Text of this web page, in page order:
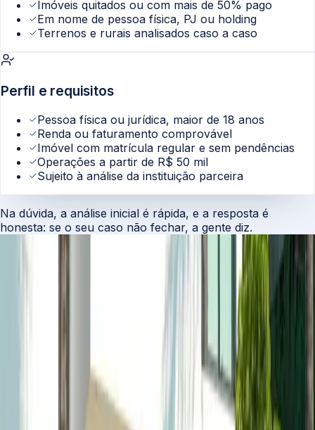
Imóveis quitados ou com mais de 50% pago
Em nome de pessoa física, PJ ou holding
Terrenos e rurais analisados caso a caso
Perfil e requisitos
Pessoa física ou jurídica, maior de 18 anos
Renda ou faturamento comprovável
Imóvel com matrícula regular e sem pendências
Operações a partir de R$ 50 mil
Sujeito à análise da instituição parceira
Na dúvida, a análise inicial é rápida, e a resposta é
honesta: se o seu caso não fechar, a gente diz.
O que muda quando o mercado
disputa
o seu crédito.
Dois casos reais, anonimizados, não inventados.
A taxa que o próprio banco não deu